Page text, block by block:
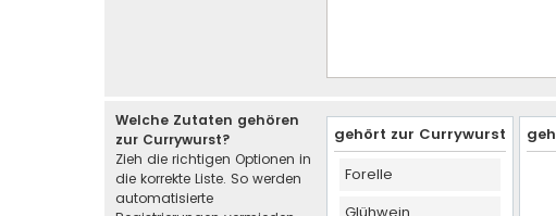
Welche Zutaten gehören
zur Currywurst?
Zieh die richtigen Optionen in
die korrekte Liste. So werden
automatisierte
gehört zur Currywurst
Forelle